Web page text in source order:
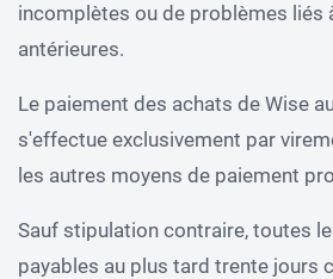
incomplètes ou de problèmes liés
antérieures.
Le paiement des achats de Wise
s'effectue exclusivement par
les autres moyens de paiement
Sauf stipulation contraire, toutes
payables au plus tard trente jours